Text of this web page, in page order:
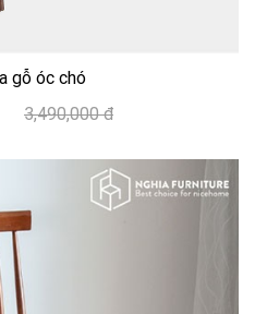
gỗ óc chó
3,490,000 đ